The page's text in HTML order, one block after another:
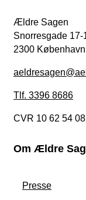
Ældre Sagen
Snorresgade 17-
2300
Tlf. 3396 8686
CVR 10 62 54 08
Om Ældre
Presse